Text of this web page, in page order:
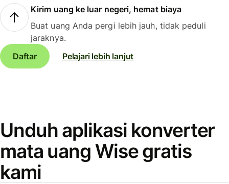
Kirim uang ke luar negeri, hemat biaya
Buat uang Anda pergi lebih jauh, tidak peduli
jaraknya.
Daftar
Pelajari lebih lanjut
Unduh aplikasi konverter
mata uang Wise gratis
kami